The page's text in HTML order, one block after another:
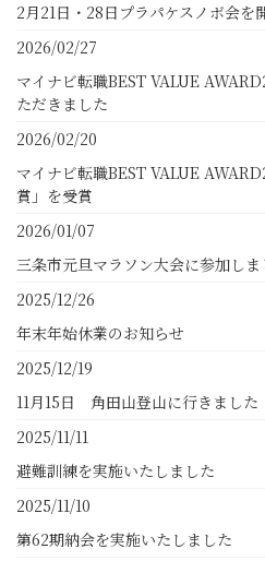
2月21日・28日プラパケスノボ会を
2026/02/27
マイナビ転職BEST VALUE
ただきました
2026/02/20
マイナビ転職BEST VALUE
賞」を受賞
2026/01/07
三条市元旦マラソン大会に参加しま
2025/12/26
年末年始休業のお知らせ
2025/12/19
11月15日 角田山登山に行きました
2025/11/11
避難訓練を実施いたしました
2025/11/10
第62期納会を実施いたしました